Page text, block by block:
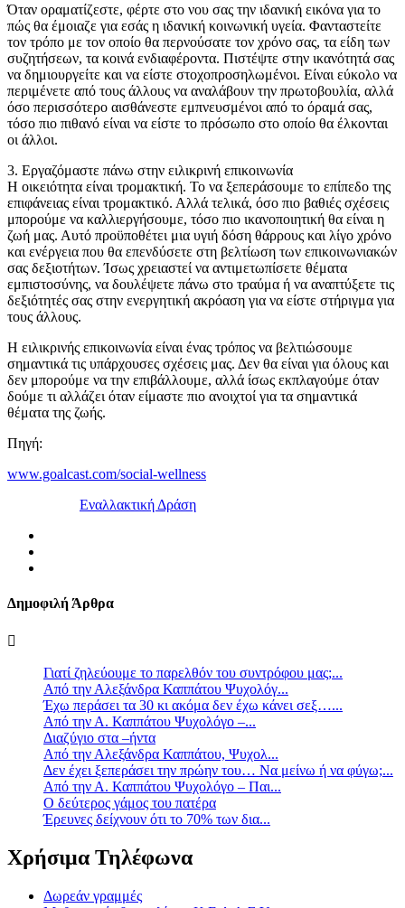
Όταν οραματίζεστε, φέρτε στο νου σας την ιδανική εικόνα για το
πώς θα έμοιαζε για εσάς η ιδανική κοινωνική υγεία. Φανταστείτε
τον τρόπο με τον οποίο θα περνούσατε τον χρόνο σας, τα είδη των
συζητήσεων, τα κοινά ενδιαφέροντα. Πιστέψτε στην ικανότητά σας
να δημιουργείτε και να είστε στοχοπροσηλωμένοι. Είναι εύκολο να
περιμένετε από τους άλλους να αναλάβουν την πρωτοβουλία, αλλά
όσο περισσότερο αισθάνεστε εμπνευσμένοι από το όραμά σας,
τόσο πιο πιθανό είναι να είστε το πρόσωπο στο οποίο θα έλκονται
οι άλλοι.
3. Εργαζόμαστε πάνω στην ειλικρινή επικοινωνία
Η οικειότητα είναι τρομακτική. Το να ξεπεράσουμε το επίπεδο της
επιφάνειας είναι τρομακτικό. Αλλά τελικά, όσο πιο βαθιές σχέσεις
μπορούμε να καλλιεργήσουμε, τόσο πιο ικανοποιητική θα είναι η
ζωή μας. Αυτό προϋποθέτει μια υγιή δόση θάρρους και λίγο χρόνο
και ενέργεια που θα επενδύσετε στη βελτίωση των επικοινωνιακών
σας δεξιοτήτων. Ίσως χρειαστεί να αντιμετωπίσετε θέματα
εμπιστοσύνης, να δουλέψετε πάνω στο τραύμα ή να αναπτύξετε τις
δεξιότητές σας στην ενεργητική ακρόαση για να είστε στήριγμα για
τους άλλους.
Η ειλικρινής επικοινωνία είναι ένας τρόπος να βελτιώσουμε
σημαντικά τις υπάρχουσες σχέσεις μας. Δεν θα είναι για όλους και
δεν μπορούμε να την επιβάλλουμε, αλλά ίσως εκπλαγούμε όταν
δούμε τι αλλάζει όταν είμαστε πιο ανοιχτοί για τα σημαντικά
θέματα της ζωής.
Πηγή:
www.goalcast.com/social-wellness
Εναλλακτική Δράση
Δημοφιλή Άρθρα
Γιατί ζηλεύουμε το παρελθόν του συντρόφου μας;...
Από την Αλεξάνδρα Καππάτου Ψυχολόγ...
Έχω περάσει τα 30 κι ακόμα δεν έχω κάνει σεξ…...
Από την Α. Καππάτου Ψυχολόγο –...
Διαζύγιο στα –ήντα
Από την Αλεξάνδρα Καππάτου, Ψυχολ...
Δεν έχει ξεπεράσει την πρώην του… Να μείνω ή να φύγω;...
Από την Α. Καππάτου Ψυχολόγο – Παι...
Ο δεύτερος γάμος του πατέρα
Έρευνες δείχνουν ότι το 70% των δια...
Χρήσιμα Τηλέφωνα
Δωρεάν γραμμές